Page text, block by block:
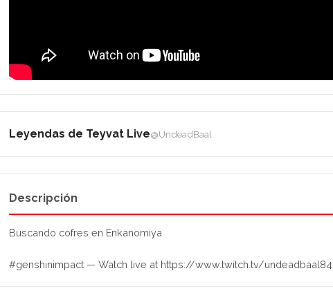
Leyendas de Teyvat Live@UndeadBaal
Descripción
Buscando cofres en Enkanomiya
#genshinimpact — Watch live at https://www.twitch.tv/undeadbaal84